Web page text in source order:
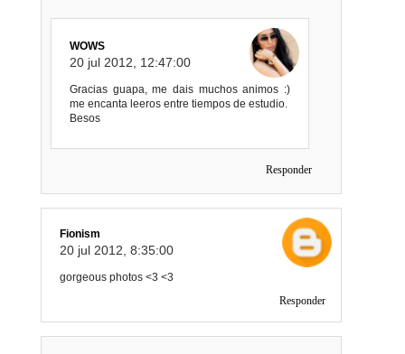
WOWS
20 jul 2012, 12:47:00
Gracias guapa, me dais muchos animos :)
me encanta leeros entre tiempos de estudio.
Besos
Responder
Fionism
20 jul 2012, 8:35:00
gorgeous photos <3 <3
Responder